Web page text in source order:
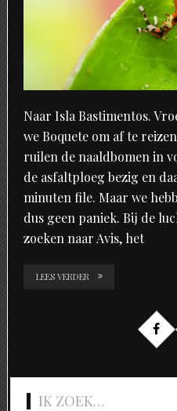
Naar Isla Bastimentos.
we Boquete om af te
ruilen de naaldbomen in
de asfaltploeg bezig en
minuten file. Maar we
dus geen paniek. Bij de
zoeken naar Avis, het
LEES VERDER
IK ZOEK…